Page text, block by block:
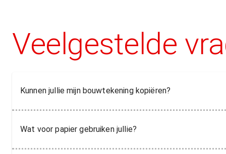
Veelgestelde
Kunnen jullie mijn bouwtekening kopiëren?
Wat voor papier gebruiken jullie?